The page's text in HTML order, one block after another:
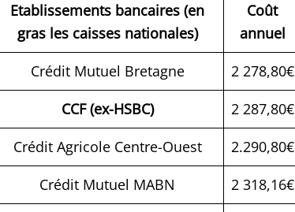
Etablissements bancaires (en
gras les caisses nationales)
Coût
annuel
Crédit Mutuel Bretagne
2 278,80€
CCF (ex-HSBC)
2 287,80€
Crédit Agricole Centre-Ouest
2.290,80€
Crédit Mutuel MABN
2 318,16€